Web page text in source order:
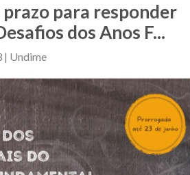
para responder
dos Anos F...
| Undime